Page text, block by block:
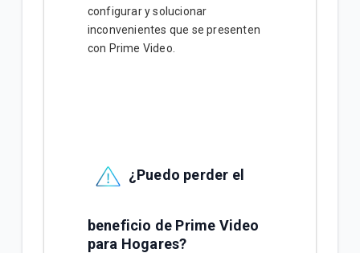
configurar y solucionar
inconvenientes que se presenten
con Prime Video.
¿Puedo perder el
beneficio de Prime Video
para Hogares?